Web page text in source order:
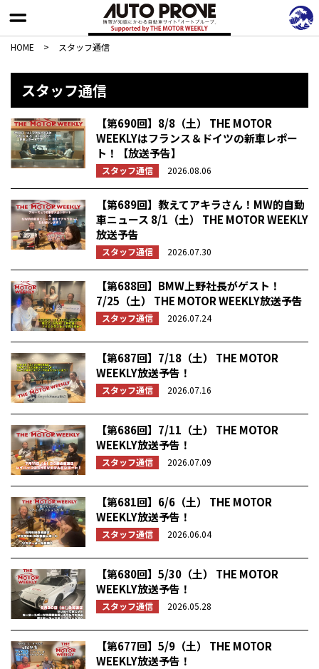
HOME > スタッフ通信
スタッフ通信
【第690回】8/8（土） THE MOTOR
WEEKLYはフランス＆ドイツの新車レポー
ト！【放送予告】
スタッフ通信 2026.08.06
【第689回】教えてアキラさん！MW的自動
車ニュース 8/1（土） THE MOTOR WEEKLY
放送予告
スタッフ通信 2026.07.30
【第688回】BMW上野社長がゲスト！
7/25（土） THE MOTOR WEEKLY放送予告
スタッフ通信 2026.07.24
【第687回】7/18（土） THE MOTOR
WEEKLY放送予告！
スタッフ通信 2026.07.16
【第686回】7/11（土） THE MOTOR
WEEKLY放送予告！
スタッフ通信 2026.07.09
【第681回】6/6（土） THE MOTOR
WEEKLY放送予告！
スタッフ通信 2026.06.04
【第680回】5/30（土） THE MOTOR
WEEKLY放送予告！
スタッフ通信 2026.05.28
【第677回】5/9（土） THE MOTOR
WEEKLY放送予告！